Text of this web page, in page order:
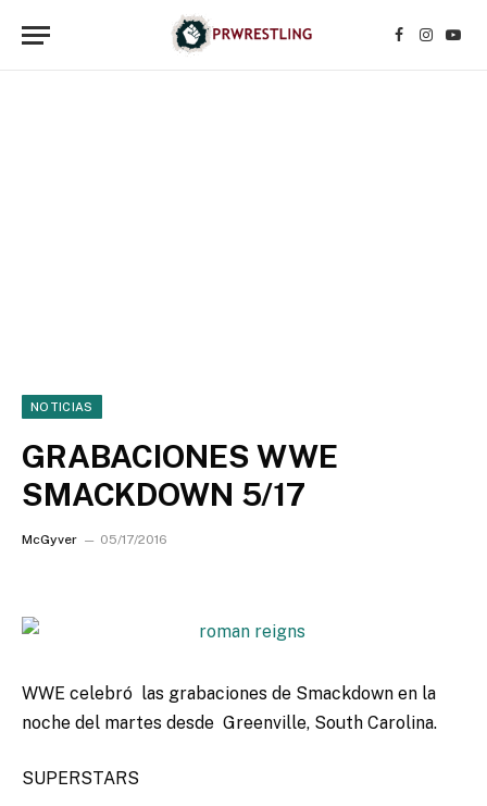
Facebook
NOTICIAS
GRABACIONES WWE
SMACKDOWN 5/17
McGyver 05/17/2016
WWE celebró las grabaciones de Smackdown en la
noche del martes desde Greenville, South Carolina.
SUPERSTARS